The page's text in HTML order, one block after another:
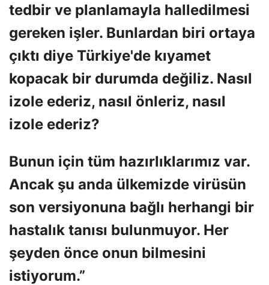
tedbir ve planlamayla halledilmesi
gereken işler. Bunlardan biri ortaya
çıktı diye Türkiye'de kıyamet
kopacak bir durumda değiliz. Nasıl
izole ederiz, nasıl önleriz, nasıl
izole ederiz?
Bunun için tüm hazırlıklarımız var.
Ancak şu anda ülkemizde virüsün
son versiyonuna bağlı herhangi bir
hastalık tanısı bulunmuyor. Her
şeyden önce onun bilmesini
istiyorum.”